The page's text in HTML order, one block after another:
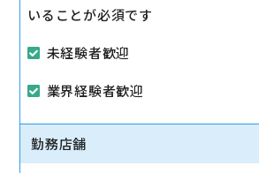
いることが必須です
未経験者歓迎
業界経験者歓迎
勤務店舗